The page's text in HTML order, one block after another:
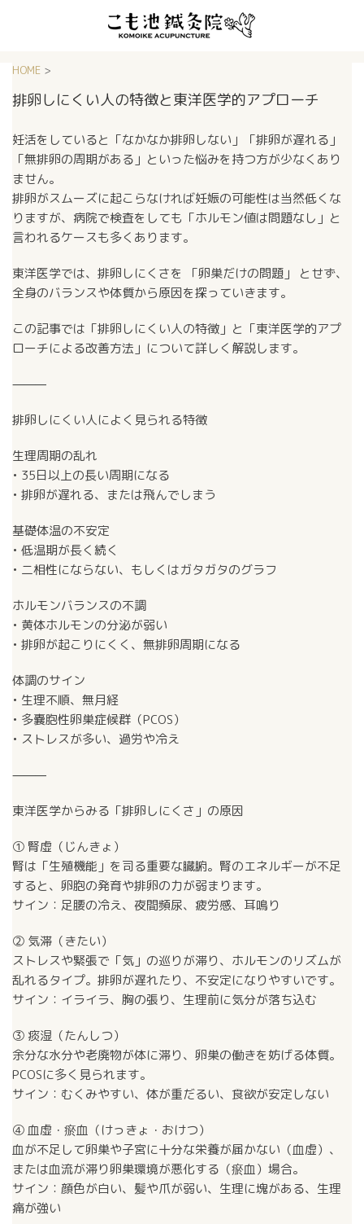
HOME >
排卵しにくい人の特徴と東洋医学的アプローチ
妊活をしていると「なかなか排卵しない」「排卵が遅れる」
「無排卵の周期がある」といった悩みを持つ方が少なくあり
ません。
排卵がスムーズに起こらなければ妊娠の可能性は当然低くな
りますが、病院で検査をしても「ホルモン値は問題なし」と
言われるケースも多くあります。
東洋医学では、排卵しにくさを 「卵巣だけの問題」 とせず、
全身のバランスや体質から原因を探っていきます。
この記事では「排卵しにくい人の特徴」と「東洋医学的アプ
ローチによる改善方法」について詳しく解説します。
⸻
排卵しにくい人によく見られる特徴
生理周期の乱れ
• 35日以上の長い周期になる
• 排卵が遅れる、または飛んでしまう
基礎体温の不安定
• 低温期が長く続く
• 二相性にならない、もしくはガタガタのグラフ
ホルモンバランスの不調
• 黄体ホルモンの分泌が弱い
• 排卵が起こりにくく、無排卵周期になる
体調のサイン
• 生理不順、無月経
• 多嚢胞性卵巣症候群（PCOS）
• ストレスが多い、過労や冷え
⸻
東洋医学からみる「排卵しにくさ」の原因
① 腎虚（じんきょ）
腎は「生殖機能」を司る重要な臓腑。腎のエネルギーが不足
すると、卵胞の発育や排卵の力が弱まります。
サイン：足腰の冷え、夜間頻尿、疲労感、耳鳴り
② 気滞（きたい）
ストレスや緊張で「気」の巡りが滞り、ホルモンのリズムが
乱れるタイプ。排卵が遅れたり、不安定になりやすいです。
サイン：イライラ、胸の張り、生理前に気分が落ち込む
③ 痰湿（たんしつ）
余分な水分や老廃物が体に滞り、卵巣の働きを妨げる体質。
PCOSに多く見られます。
サイン：むくみやすい、体が重だるい、食欲が安定しない
④ 血虚・瘀血（けっきょ・おけつ）
血が不足して卵巣や子宮に十分な栄養が届かない（血虚）、
または血流が滞り卵巣環境が悪化する（瘀血）場合。
サイン：顔色が白い、髪や爪が弱い、生理に塊がある、生理
痛が強い